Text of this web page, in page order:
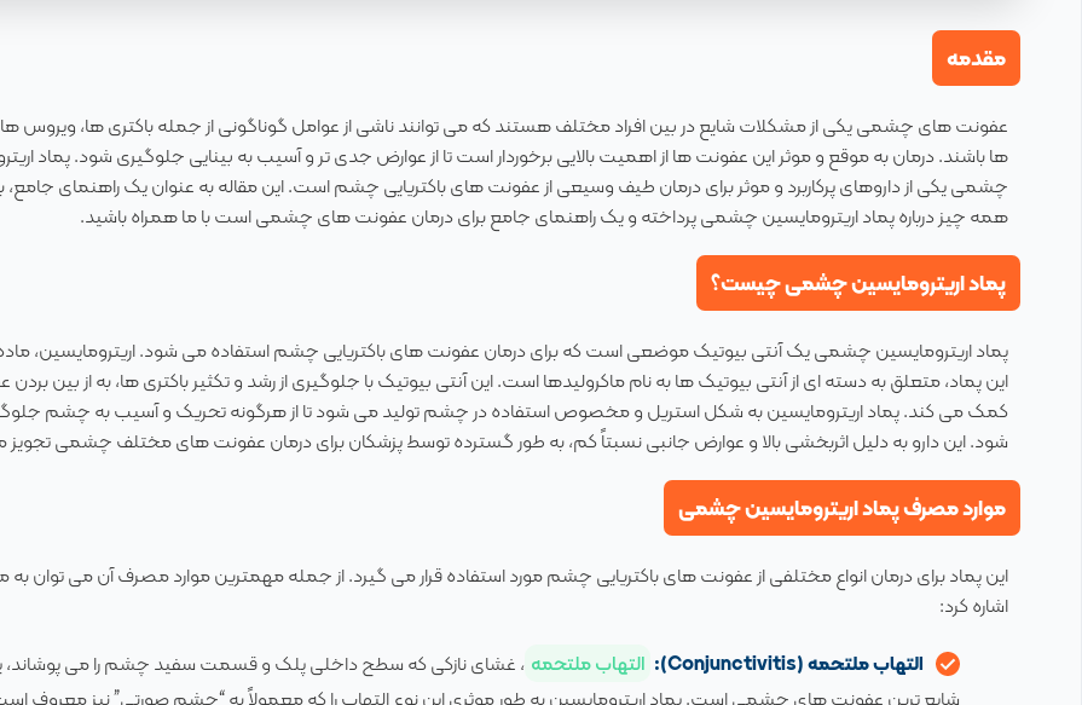
مقدمه
عفونت های چشمی یکی از مشکلات شایع در بین افراد مختلف هستند که می توانند ناشی از عوامل گوناگونی از جمله باکتری ها، ویروس ها
ها باشند. درمان به موقع و موثر این عفونت ها از اهمیت بالایی برخوردار است تا از عوارض جدی تر و آسیب به بینایی جلوگیری شود. پماد
چشمی یکی از داروهای پرکاربرد و موثر برای درمان طیف وسیعی از عفونت های باکتریایی چشم است. این مقاله به عنوان یک راهنمای جامع،
همه چیز درباره پماد اریترومایسین چشمی پرداخته و یک راهنمای جامع برای درمان عفونت های چشمی است با ما همراه باشید.
پماد اریترومایسین چشمی چیست؟
پماد اریترومایسین چشمی یک آنتی بیوتیک موضعی است که برای درمان عفونت های باکتریایی چشم استفاده می شود. اریترومایسین،
این پماد، متعلق به دسته ای از آنتی بیوتیک ها به نام ماکرولیدها است. این آنتی بیوتیک با جلوگیری از رشد و تکثیر باکتری ها، به از بین
کمک می کند. پماد اریترومایسین به شکل استریل و مخصوص استفاده در چشم تولید می شود تا از هرگونه تحریک و آسیب به چشم
شود. این دارو به دلیل اثربخشی بالا و عوارض جانبی نسبتاً کم، به طور گسترده توسط پزشکان برای درمان عفونت های مختلف چشمی
موارد مصرف پماد اریترومایسین چشمی
این پماد برای درمان انواع مختلفی از عفونت های باکتریایی چشم مورد استفاده قرار می گیرد. از جمله مهمترین موارد مصرف آن می توان به
اشاره کرد:
التهاب ملتحمه (Conjunctivitis):
التهاب ملتحمه ، غشای نازکی که سطح داخلی پلک و قسمت سفید چشم را می پوشاند،
شایع ترین عفونت های چشمی است. پماد اریترومایسین به طور موثری این نوع التهاب را که معمولاً به “چشم صورتی” نیز معروف